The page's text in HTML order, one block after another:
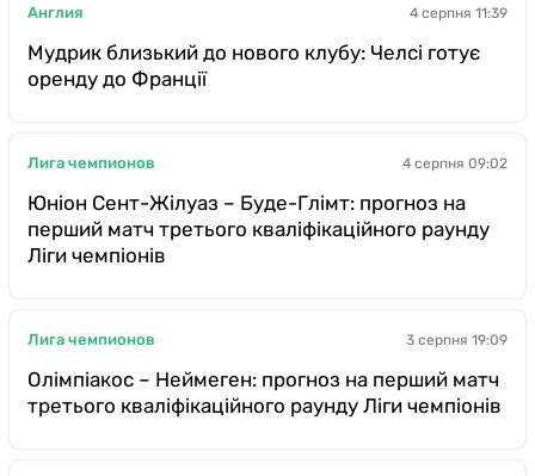
Англия 4 серпня 11:39
Мудрик близький до нового клубу: Челсі готує
оренду до Франції
Лига чемпионов 4 серпня 09:02
Юніон Сент-Жілуаз – Буде-Глімт: прогноз на
перший матч третього кваліфікаційного раунду
Ліги чемпіонів
Лига чемпионов 3 серпня 19:09
Олімпіакос – Неймеген: прогноз на перший матч
третього кваліфікаційного раунду Ліги чемпіонів